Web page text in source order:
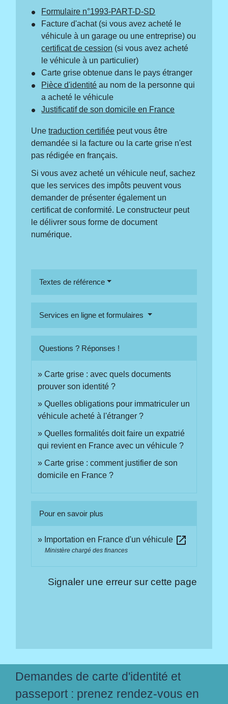
Formulaire n°1993-PART-D-SD
Facture d'achat (si vous avez acheté le
véhicule à un garage ou une entreprise) ou
certificat de cession (si vous avez acheté
le véhicule à un particulier)
Carte grise obtenue dans le pays étranger
Pièce d'identité au nom de la personne qui
a acheté le véhicule
Justificatif de son domicile en France
Unetraduction certifiée peut vous être
demandée si la facture ou la carte grise n'est
pas rédigée en français.
Si vous avez acheté un véhicule neuf, sachez
que les services des impôts peuvent vous
demander de présenter également un
certificat de conformité. Le constructeur peut
le délivrer sous forme de document
numérique.
Textes de référence
Services en ligne et formulaires
Questions ? Réponses !
Carte grise : avec quels documents
prouver son identité ?
Quelles obligations pour immatriculer un
véhicule acheté à l'étranger ?
Quelles formalités doit faire un expatrié
qui revient en France avec un véhicule ?
Carte grise : comment justifier de son
domicile en France ?
Pour en savoir plus
Importation en France d'un véhicule open_in_new
Ministère chargé des finances
Signaler une erreur sur cette page
Demandes de carte d'identité et
passeport : prenez rendez-vous en